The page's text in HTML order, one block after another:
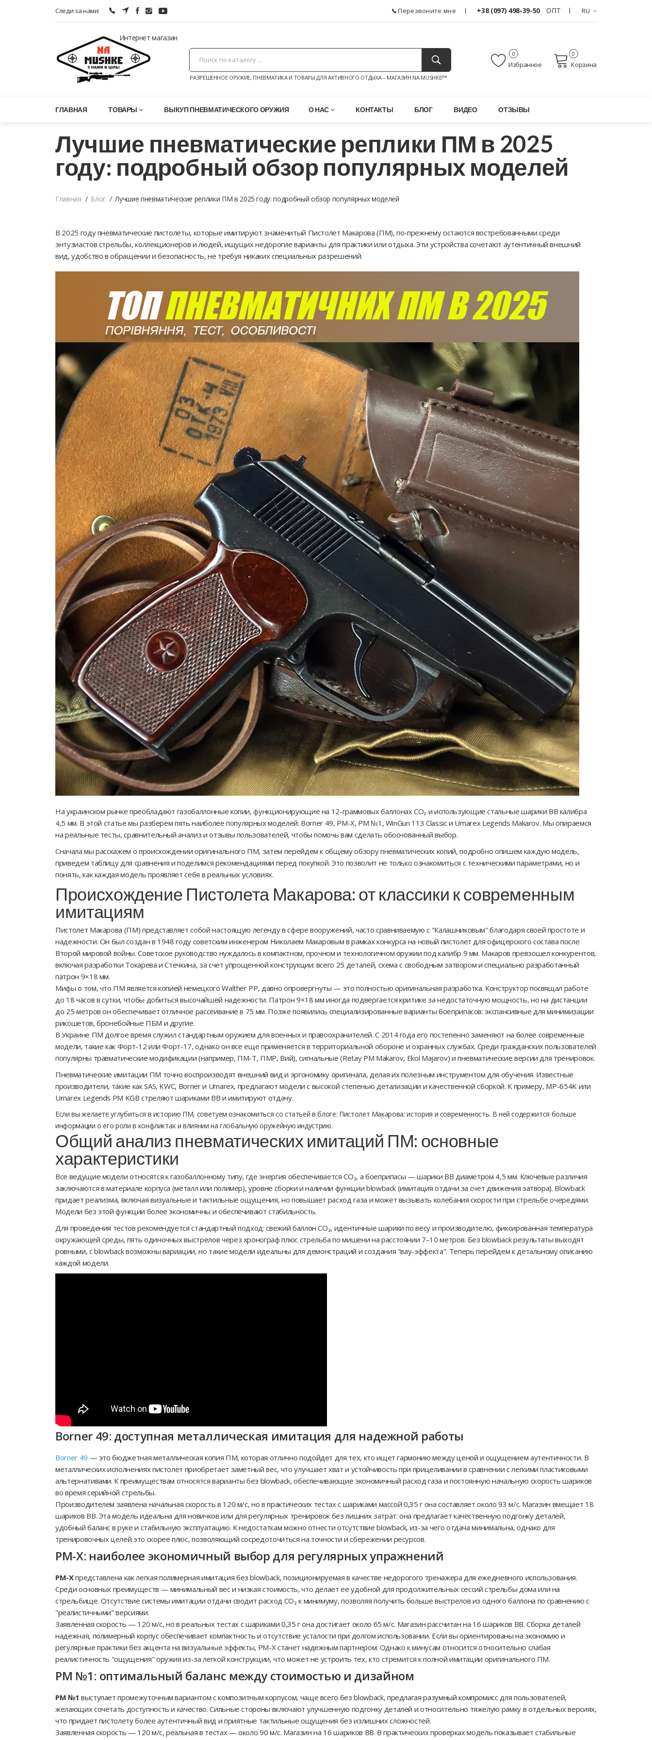
Следи за нами: Перезвоните мне +38 (097) 498-39-50 ОПТ RU
Интернет магазин
РАЗРЕШЕННОЕ ОРУЖИЕ, ПНЕВМАТИКА И ТОВАРЫ ДЛЯ АКТИВНОГО ОТДЫХА – МАГАЗИН NA MUSHKE!™
Избранное
0
Корзина
0
ГЛАВНАЯ ТОВАРЫ ВЫКУП ПНЕВМАТИЧЕСКОГО ОРУЖИЯ О НАС КОНТАКТЫ БЛОГ ВИДЕО ОТЗЫВЫ
Лучшие пневматические реплики ПМ в 2025
году: подробный обзор популярных моделей
Главная Блог Лучшие пневматические реплики ПМ в 2025 году: подробный обзор популярных моделей
В 2025 году пневматические пистолеты, которые имитируют знаменитый Пистолет Макарова (ПМ), по-прежнему остаются востребованными среди
энтузиастов стрельбы, коллекционеров и людей, ищущих недорогие варианты для практики или отдыха. Эти устройства сочетают аутентичный внешний
вид, удобство в обращении и безопасность, не требуя никаких специальных разрешений.
На украинском рынке преобладают газобаллонные копии, функционирующие на 12-граммовых баллонах CO₂ и использующие стальные шарики BB калибра
4,5 мм. В этой статье мы разберем пять наиболее популярных моделей: Borner 49, PM-X, PM №1, WinGun 113 Classic и Umarex Legends Makarov. Мы опираемся
на реальные тесты, сравнительный анализ и отзывы пользователей, чтобы помочь вам сделать обоснованный выбор.
Сначала мы расскажем о происхождении оригинального ПМ, затем перейдем к общему обзору пневматических копий, подробно опишем каждую модель,
приведем таблицу для сравнения и поделимся рекомендациями перед покупкой. Это позволит не только ознакомиться с техническими параметрами, но и
понять, как каждая модель проявляет себя в реальных условиях.
Происхождение Пистолета Макарова: от классики к современным
имитациям
Пистолет Макарова (ПМ) представляет собой настоящую легенду в сфере вооружений, часто сравниваемую с "Калашниковым" благодаря своей простоте и
надежности. Он был создан в 1948 году советским инженером Николаем Макаровым в рамках конкурса на новый пистолет для офицерского состава после
Второй мировой войны. Советское руководство нуждалось в компактном, прочном и технологичном оружии под калибр 9 мм. Макаров превзошел конкурентов,
включая разработки Токарева и Стечкина, за счет упрощенной конструкции: всего 25 деталей, схема с свободным затвором и специально разработанный
патрон 9×18 мм.
Мифы о том, что ПМ является копией немецкого Walther PP, давно опровергнуты — это полностью оригинальная разработка. Конструктор посвящал работе
до 18 часов в сутки, чтобы добиться высочайшей надежности. Патрон 9×18 мм иногда подвергается критике за недостаточную мощность, но на дистанции
до 25 метров он обеспечивает отличное рассеивание в 75 мм. Позже появились специализированные варианты боеприпасов: экспансивные для минимизации
рикошетов, бронебойные ПБМ и другие.
В Украине ПМ долгое время служил стандартным оружием для военных и правоохранителей. С 2014 года его постепенно заменяют на более современные
модели, такие как Форт-12 или Форт-17, однако он все еще применяется в территориальной обороне и охранных службах. Среди гражданских пользователей
популярны травматические модификации (например, ПМ-Т, ПМР, Вий), сигнальные (Retay PM Makarov, Ekol Majarov) и пневматические версии для тренировок.
Пневматические имитации ПМ точно воспроизводят внешний вид и эргономику оригинала, делая их полезным инструментом для обучения. Известные
производители, такие как SAS, KWC, Borner и Umarex, предлагают модели с высокой степенью детализации и качественной сборкой. К примеру, MP-654K или
Umarex Legends PM KGB стреляют шариками BB и имитируют отдачу.
Если вы желаете углубиться в историю ПМ, советуем ознакомиться со статьей в блоге: Пистолет Макарова: история и современность. В ней содержится больше
информации о его роли в конфликтах и влиянии на глобальную оружейную индустрию.
Общий анализ пневматических имитаций ПМ: основные
характеристики
Все ведущие модели относятся к газобаллонному типу, где энергия обеспечивается CO₂, а боеприпасы — шарики BB диаметром 4,5 мм. Ключевые различия
заключаются в материале корпуса (металл или полимер), уровне сборки и наличии функции blowback (имитация отдачи за счет движения затвора). Blowback
придает реализма, включая визуальные и тактильные ощущения, но повышает расход газа и может вызывать колебания скорости при стрельбе очередями.
Модели без этой функции более экономичны и обеспечивают стабильность.
Для проведения тестов рекомендуется стандартный подход: свежий баллон CO₂, идентичные шарики по весу и производителю, фиксированная температура
окружающей среды, пять одиночных выстрелов через хронограф плюс стрельба по мишени на расстоянии 7–10 метров. Без blowback результаты выходят
ровными, с blowback возможны вариации, но такие модели идеальны для демонстраций и создания "вау-эффекта". Теперь перейдем к детальному описанию
каждой модели.
Borner 49: доступная металлическая имитация для надежной работы
Borner 49 — это бюджетная металлическая копия ПМ, которая отлично подойдет для тех, кто ищет гармонию между ценой и ощущением аутентичности. В
металлических исполнениях пистолет приобретает заметный вес, что улучшает хват и устойчивость при прицеливании в сравнении с легкими пластиковыми
альтернативами. К преимуществам относятся варианты без blowback, обеспечивающие экономичный расход газа и постоянную начальную скорость шариков
во время серийной стрельбы.
Производителем заявлена начальная скорость в 120 м/с, но в практических тестах с шариками массой 0,35 г она составляет около 93 м/с. Магазин вмещает 18
шариков BB. Эта модель идеальна для новичков или для регулярных тренировок без лишних затрат: она предлагает качественную подгонку деталей,
удобный баланс в руке и стабильную эксплуатацию. К недостаткам можно отнести отсутствие blowback, из-за чего отдача минимальна, однако для
тренировочных целей это скорее плюс, позволяющий сосредоточиться на точности и сбережении ресурсов.
PM-X: наиболее экономичный выбор для регулярных упражнений
PM-Xпредставлена как легкая полимерная имитация без blowback, позиционируемая в качестве недорогого тренажера для ежедневного использования.
Среди основных преимуществ — минимальный вес и низкая стоимость, что делает ее удобной для продолжительных сессий стрельбы дома или на
стрельбище. Отсутствие системы имитации отдачи сводит расход CO₂ к минимуму, позволяя получить больше выстрелов из одного баллона по сравнению с
"реалистичными" версиями.
Заявленная скорость — 120 м/с, но в реальных тестах с шариками 0,35 г она достигает около 65 м/с. Магазин рассчитан на 16 шариков BB. Сборка деталей
надежная, полимерный корпус обеспечивает компактность и отсутствие усталости при долгом использовании. Если вы ориентированы на экономию и
регулярные практики без акцента на визуальные эффекты, PM-X станет надежным партнером. Однако к минусам относится относительно слабая
реалистичность "ощущения" оружия из-за легкой конструкции, что может не устроить тех, кто стремится к полной имитации оригинального ПМ.
PM №1: оптимальный баланс между стоимостью и дизайном
PM №1 выступает промежуточным вариантом с композитным корпусом, чаще всего без blowback, предлагая разумный компромисс для пользователей,
желающих сочетать доступность и качество. Сильные стороны включают улучшенную подгонку деталей и относительно тяжелую рамку в отдельных версиях,
что придает пистолету более аутентичный вид и приятные тактильные ощущения без излишних сложностей.
Заявленная скорость — 120 м/с, реальная в тестах — около 90 м/с. Магазин на 16 шариков BB. В практических проверках модель показывает стабильные